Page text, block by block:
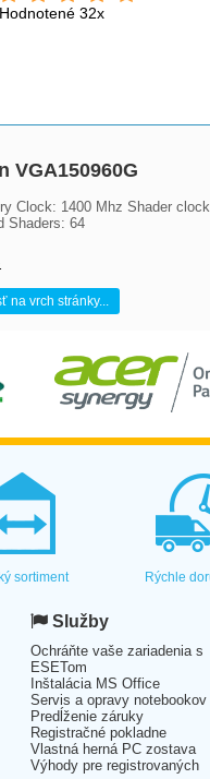
Hodnotené 32x
VGA150960G
Clock: 1400 Mhz Shader
Shaders: 64
na vrch stránky...
sortiment Rýchle
Služby
Ochráňte vaše zariadenia s
ESETom
Inštalácia MS Office
Servis a opravy notebookov
Predĺženie záruky
Registračné pokladne
Vlastná herná PC zostava
Výhody pre registrovaných